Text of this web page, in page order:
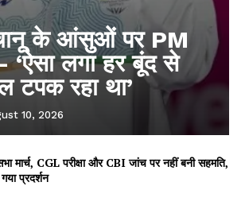
चानू के आंसुओं पर PM
‘ऐसा लगा हर बूंद से
टपक रहा था’
10, 2026
मार्च, CGL परीक्षा और CBI जांच पर नहीं बनी सहमति,
प्रदर्शन